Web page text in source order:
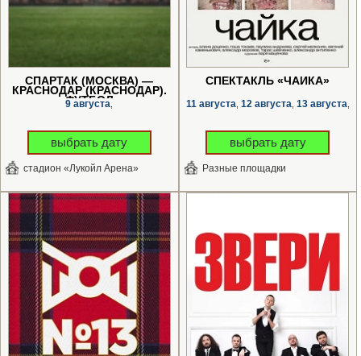
СПАРТАК (МОСКВА) —
КРАСНОДАР (КРАСНОДАР).
ФУТБОЛ
9 августа
выбрать дату
стадион «Лукойл Арена»
СПЕКТАКЛЬ «ЧАЙКА»
11 августа 12 августа 13 августа
выбрать дату
Разные площадки